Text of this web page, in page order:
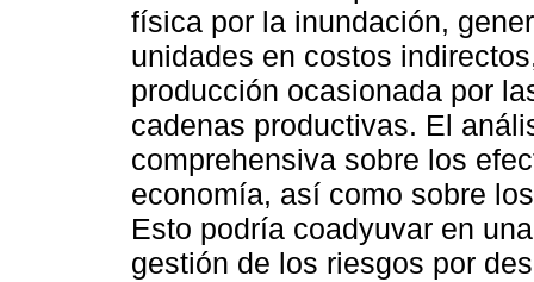
física por la inundación,
unidades en costos
producción ocasionada por
cadenas productivas. El
comprehensiva sobre los
economía, así como sobre
Esto podría coadyuvar en
gestión de los riesgos por